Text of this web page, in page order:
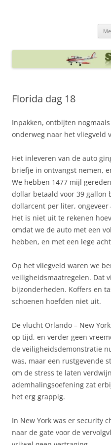
Florida dag 18
Inpakken, ontbijten
onderweg naar het vliegveld
Het inleveren van de auto
briefje in ontvangst nemen,
We hebben 1477 mijl
dollar betaald voor 39 gallon
dollarcent per liter,
Het is niet uit te rekenen
omdat we de auto met een
hebben, en met een lege
Op het vliegveld waren we
veiligheidsmaatregelen. Dat
bijzonderheden. Koffers en
schoenen hoefden niet uit.
De vlucht Orlando – New
op tijd, en verder geen
de veiligheidsdemonstratie
was, maar een rustgevende
om de stress te laten
ademhalingsoefening zat
het erg grappig.
In New York was er security
naar de gate voor de